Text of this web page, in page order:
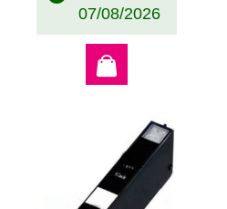
07/08/2026